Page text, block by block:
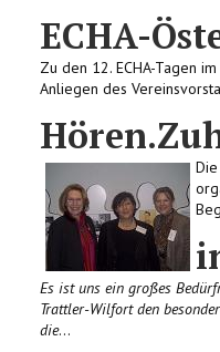
KONTAKT
ECHA-
Zu den 12. ECHA-Tagen
Anliegen des
Es ist uns ein großes
Trattler-Wilfort den
die...